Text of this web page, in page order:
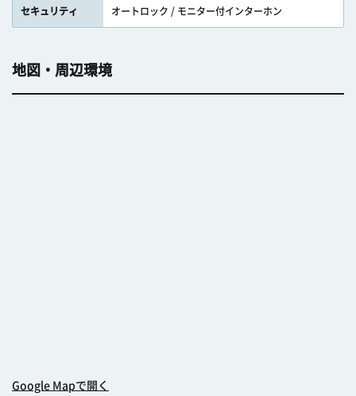
セキュリティ オートロック / モニター付インターホン
地図・周辺環境
Google Mapで開く